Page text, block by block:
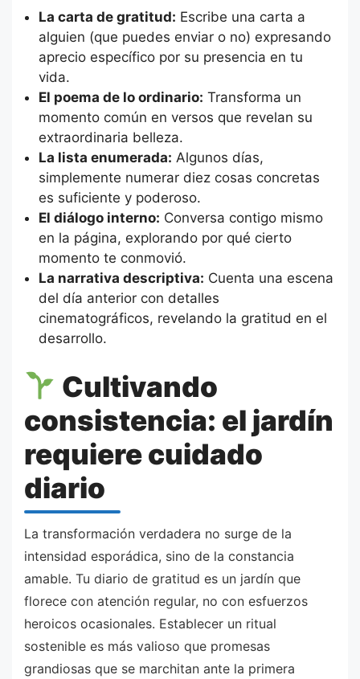
La carta de gratitud: Escribe una carta a
alguien (que puedes enviar o no) expresando
aprecio específico por su presencia en tu
vida.
El poema de lo ordinario: Transforma un
momento común en versos que revelan su
extraordinaria belleza.
La lista enumerada: Algunos días,
simplemente numerar diez cosas concretas
es suficiente y poderoso.
El diálogo interno: Conversa contigo mismo
en la página, explorando por qué cierto
momento te conmovió.
La narrativa descriptiva: Cuenta una escena
del día anterior con detalles
cinematográficos, revelando la gratitud en el
desarrollo.
Cultivando
consistencia: el jardín
requiere cuidado
diario
La transformación verdadera no surge de la
intensidad esporádica, sino de la constancia
amable. Tu diario de gratitud es un jardín que
florece con atención regular, no con esfuerzos
heroicos ocasionales. Establecer un ritual
sostenible es más valioso que promesas
grandiosas que se marchitan ante la primera